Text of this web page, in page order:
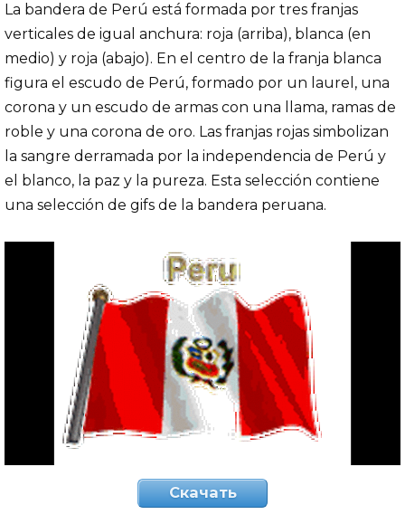
La bandera de Perú está formada por tres franjas
verticales de igual anchura: roja (arriba), blanca (en
medio) y roja (abajo). En el centro de la franja blanca
figura el escudo de Perú, formado por un laurel, una
corona y un escudo de armas con una llama, ramas de
roble y una corona de oro. Las franjas rojas simbolizan
la sangre derramada por la independencia de Perú y
el blanco, la paz y la pureza. Esta selección contiene
una selección de gifs de la bandera peruana.
Скачать